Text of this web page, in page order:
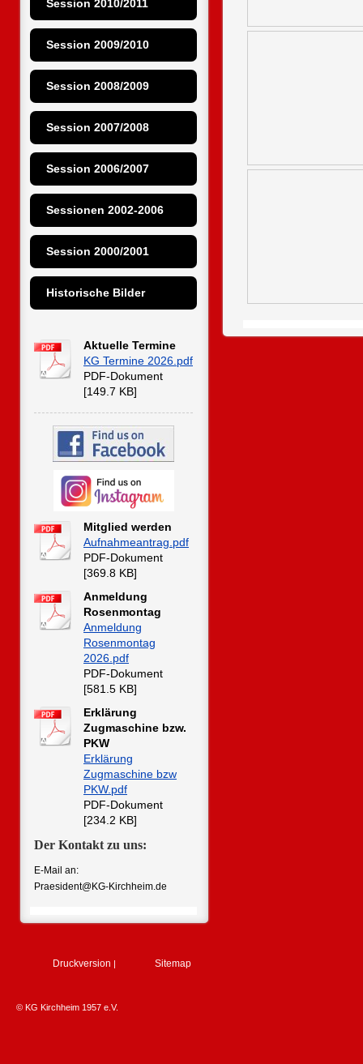
Session 2010/2011
Session 2009/2010
Session 2008/2009
Session 2007/2008
Session 2006/2007
Sessionen 2002-2006
Session 2000/2001
Historische Bilder
Aktuelle Termine
KG Termine 2026.pdf
PDF-Dokument
[149.7 KB]
Mitglied werden
Aufnahmeantrag.pdf
PDF-Dokument
[369.8 KB]
Anmeldung
Rosenmontag
Anmeldung
Rosenmontag
2026.pdf
PDF-Dokument
[581.5 KB]
Erklärung
Zugmaschine bzw.
PKW
Erklärung
Zugmaschine bzw
PKW.pdf
PDF-Dokument
[234.2 KB]
Der Kontakt zu uns:
E-Mail an:
Praesident@KG-Kirchheim.de
Druckversion | Sitemap
© KG Kirchheim 1957 e.V.